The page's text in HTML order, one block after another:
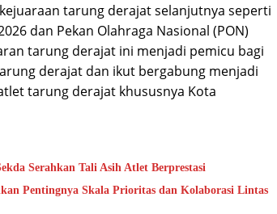
tarung derajat selanjutnya seperti
dan Pekan Olahraga Nasional (PON)
tarung derajat ini menjadi pemicu bagi
derajat dan ikut bergabung menjadi
tarung derajat khususnya Kota
Serahkan Tali Asih Atlet Berprestasi
Pentingnya Skala Prioritas dan Kolaborasi Lintas